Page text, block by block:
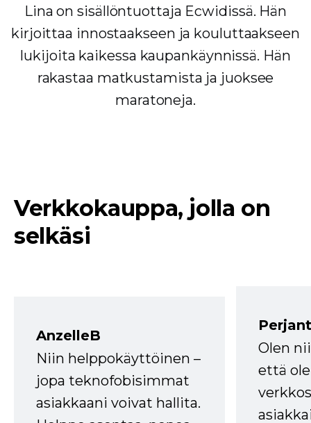
Lina on sisällöntuottaja Ecwidissä. Hän
kirjoittaa innostaakseen ja kouluttaakseen
lukijoita kaikessa kaupankäynnissä. Hän
rakastaa matkustamista ja juoksee
maratoneja.
Verkkokauppa, jolla on
selkäsi
AnzelleB
Niin helppokäyttöinen –
jopa teknofobisimmat
asiakkaani voivat hallita.
Olen
että